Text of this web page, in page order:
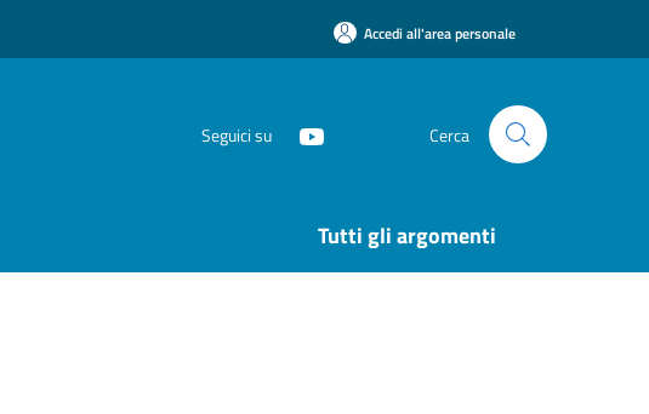
Accedi all'area personale
Seguici su Cerca
Tutti gli argomenti